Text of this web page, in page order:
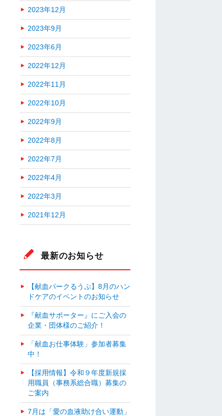
2023年12月
2023年9月
2023年6月
2022年12月
2022年11月
2022年10月
2022年9月
2022年8月
2022年7月
2022年4月
2022年3月
2021年12月
最新のお知らせ
【献血パークるうぷ】8月のハン
ドケアのイベントのお知らせ
『献血サポーター』にご入会の
企業・団体様のご紹介！
「献血お仕事体験」参加者募集
中！
【採用情報】令和９年度新規採
用職員（事務系総合職）募集の
ご案内
7月は「愛の血液助け合い運動」